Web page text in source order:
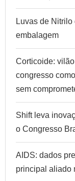
Luvas de
embalagem
Corticoide:
congresso
sem
Shift leva
o Congresso
AIDS: dados
principal aliado